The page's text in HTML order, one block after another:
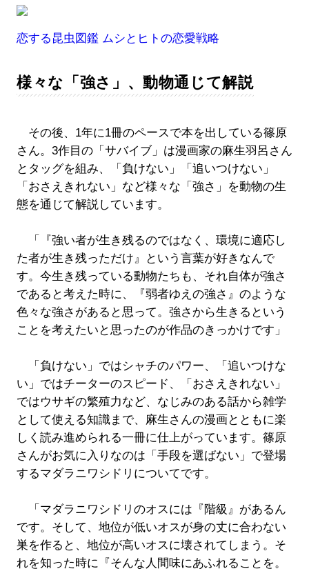
恋する昆虫図鑑 ムシとヒトの恋愛戦略
様々な「強さ」、動物通じて解説
その後、1年に1冊のペースで本を出している篠原
さん。3作目の「サバイブ」は漫画家の麻生羽呂さん
とタッグを組み、「負けない」「追いつけない」
「おさえきれない」など様々な「強さ」を動物の生
態を通じて解説しています。
「『強い者が生き残るのではなく、環境に適応し
た者が生き残っただけ』という言葉が好きなんで
す。今生き残っている動物たちも、それ自体が強さ
であると考えた時に、『弱者ゆえの強さ』のような
色々な強さがあると思って。強さから生きるという
ことを考えたいと思ったのが作品のきっかけです」
「負けない」ではシャチのパワー、「追いつけな
い」ではチーターのスピード、「おさえきれない」
ではウサギの繁殖力など、なじみのある話から雑学
として使える知識まで、麻生さんの漫画とともに楽
しく読み進められる一冊に仕上がっています。篠原
さんがお気に入りなのは「手段を選ばない」で登場
するマダラニワシドリについてです。
「マダラニワシドリのオスには『階級』があるん
です。そして、地位が低いオスが身の丈に合わない
巣を作ると、地位が高いオスに壊されてしまう。そ
れを知った時に『そんな人間味にあふれることを。